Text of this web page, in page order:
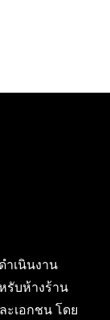
ำเนินงาน
รับห้างร้าน
เอกชน โดย